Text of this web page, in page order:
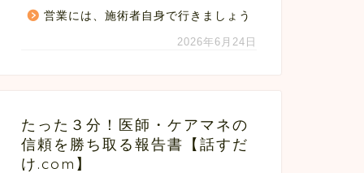
営業には、施術者自身で行きましょう
2026年6月24日
たった３分！医師・ケアマネの
信頼を勝ち取る報告書【話すだ
け.com】